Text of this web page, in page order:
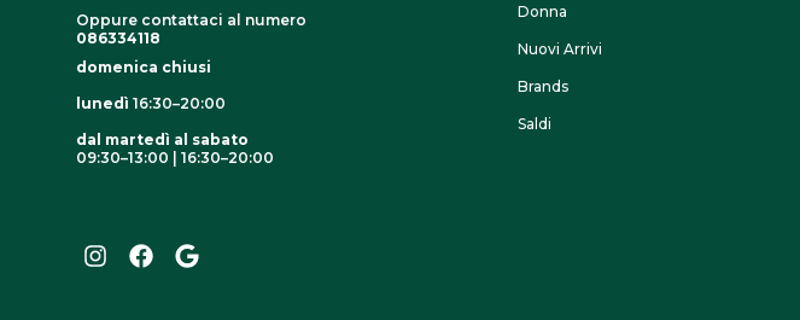
Oppure contattaci al numero
086334118
domenica chiusi
lunedì16:30–20:00
dal martedì al sabato
09:30–13:00 | 16:30–20:00
t
e
g
Donna
Nuovi Arrivi
Brands
Saldi